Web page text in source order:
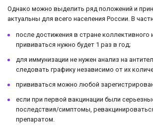
Однако можно выделить ряд положений и
актуальны для всего населения России. В
после достижения в стране коллективного
прививаться нужно будет 1 раз в год;
для иммунизации не нужен анализ на
следовать графику независимо от их
прививаться можно любой
если при первой вакцинации были
последствия/симптомы,
препаратом.